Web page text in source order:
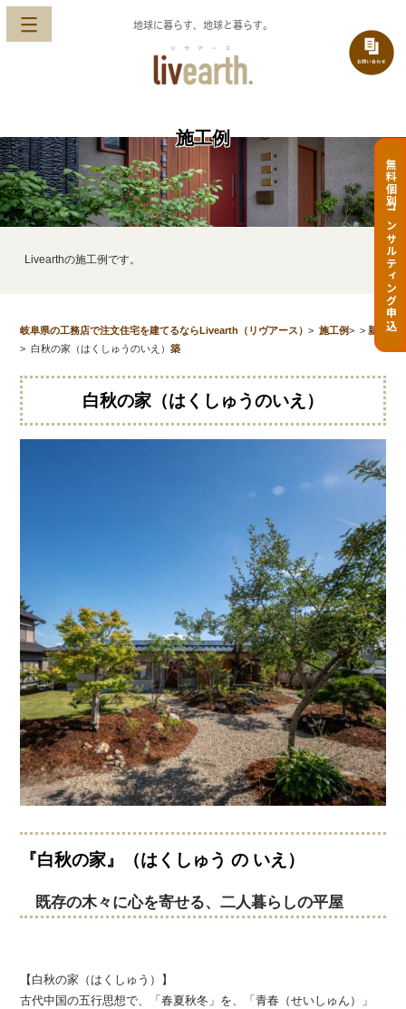
地球に暮らす、地球と暮らす。
無料個別コンサルティング申込
施工例
Livearthの施工例です。
岐阜県の工務店で注文住宅を建てるならLivearth（リヴアース）> 施工例> >新
築
> 白秋の家（はくしゅうのいえ）
白秋の家（はくしゅうのいえ）
『白秋の家』 （はくしゅう の いえ）
既存の木々に心を寄せる、二人暮らしの平屋
【白秋の家（はくしゅう）】
古代中国の五行思想で、「春夏秋冬」を、「青春（せいしゅん）」